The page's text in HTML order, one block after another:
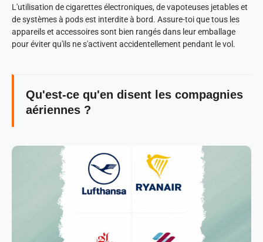
L'utilisation de cigarettes électroniques, de vapoteuses jetables et
de systèmes à pods est interdite à bord. Assure-toi que tous les
appareils et accessoires sont bien rangés dans leur emballage
pour éviter qu'ils ne s'activent accidentellement pendant le vol.
Qu'est-ce qu'en disent les compagnies
aériennes ?